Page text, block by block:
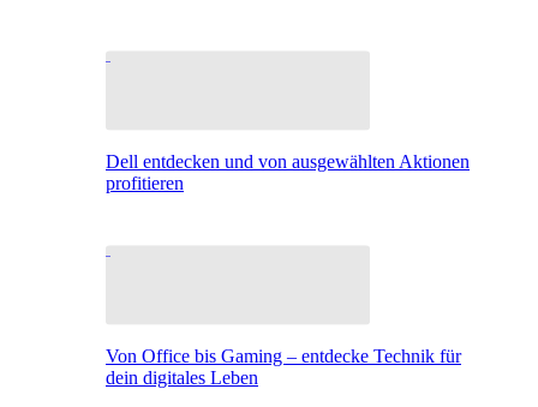
Dell entdecken und von ausgewählten Aktionen
profitieren
Von Office bis Gaming – entdecke Technik für
dein digitales Leben